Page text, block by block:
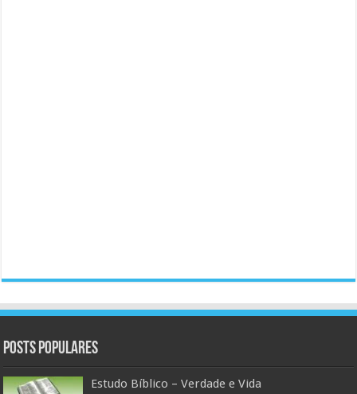
Posts populares
Estudo Bíblico – Verdade e Vida